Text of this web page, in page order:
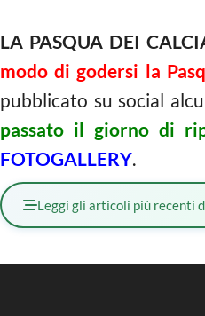
LA PASQUA DEI
modo di godersi la
pubblicato su social
passato il giorno di
FOTOGALLERY.
Leggi gli articoli più recenti